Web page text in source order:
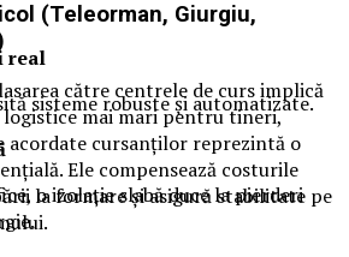
real
sisteme robuste și automatizate.
o izolație slabă duce la pierderi
(Teleorman, Giurgiu,
către centrele de curs implică
mai mari pentru tineri,
acordate cursanților reprezintă o
Ele compensează costurile
la formare și asigură stabilitate pe